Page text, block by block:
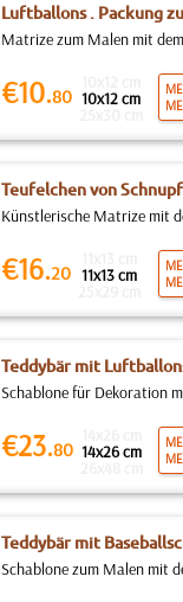
Luftballons . Packung
Matrize zum Malen mit
€10.80 10x12 cm
Teufelchen von
Künstlerische Matrize mit
€16.20 11x13 cm
Teddybär mit
Schablone für Dekoration
€23.80 14x26 cm
Teddybär mit
Schablone zum Malen mit